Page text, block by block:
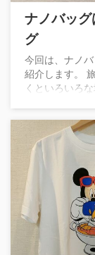
ナノバッ
グ
今回は、ナノ
紹介します。
くといろいろ